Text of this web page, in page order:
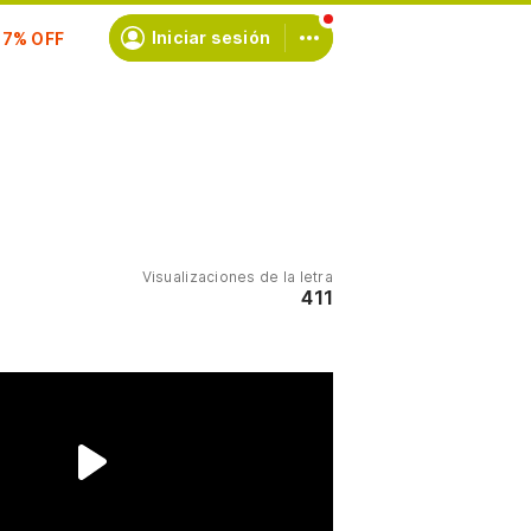
Iniciar sesión
Visualizaciones de la letra
411